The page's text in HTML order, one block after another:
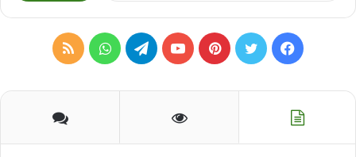
فيسبوكتويتر بينتيريستيوتيوبتيلقرامواتسابملخص
RSS